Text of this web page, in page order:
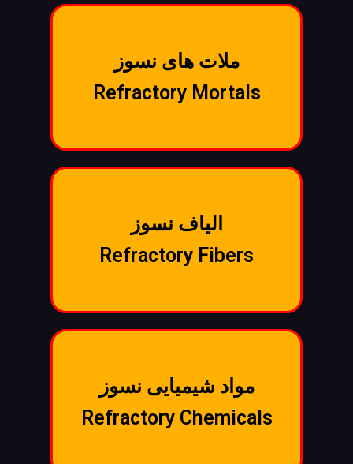
ملات های نسوز
Refractory Mortals
الیاف نسوز
Refractory Fibers
مواد شیمیایی نسوز
Refractory Chemicals